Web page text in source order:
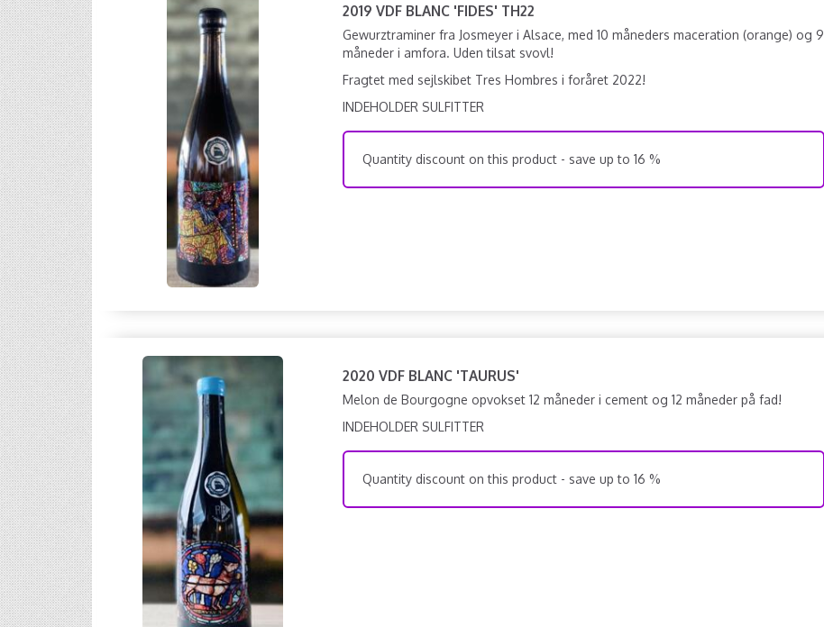
2019 VDF BLANC 'FIDES' TH22
Gewurztraminer fra Josmeyer i Alsace, med 10 måneders maceration (orange) og 9
måneder i amfora. Uden tilsat svovl!
Fragtet med sejlskibet Tres Hombres i foråret 2022!
INDEHOLDER SULFITTER
Quantity discount on this product - save up to 16 %
2020 VDF BLANC 'TAURUS'
Melon de Bourgogne opvokset 12 måneder i cement og 12 måneder på fad!
INDEHOLDER SULFITTER
Quantity discount on this product - save up to 16 %